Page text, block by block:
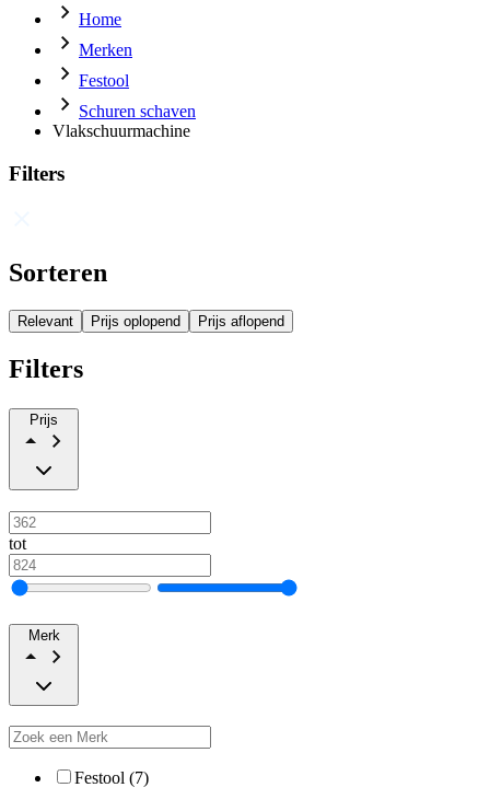
Home
Merken
Festool
Schuren schaven
Vlakschuurmachine
Filters
Sorteren
Relevant Prijs oplopend Prijs aflopend
Filters
Prijs
tot
Merk
Festool (7)